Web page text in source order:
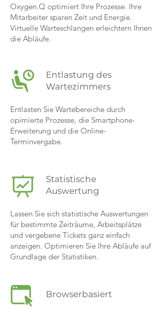
Oxygen.Q optimiert Ihre Prozesse. Ihre
Mitarbeiter sparen Zeit und Energie.
Virtuelle Warteschlangen erleichtern Ihnen
die Abläufe.
Entlastung des
Wartezimmers
Entlasten Sie Wartebereiche durch
opimierte Prozesse, die Smartphone-
Erweiterung und die Online-
Terminvergabe.
Statistische
Auswertung
Lassen Sie sich statistische Auswertungen
für bestimmte Zeiträume, Arbeitsplätze
und vergebene Tickets ganz einfach
anzeigen. Optimieren Sie Ihre Abläufe auf
Grundlage der Statistiken.
Browserbasiert